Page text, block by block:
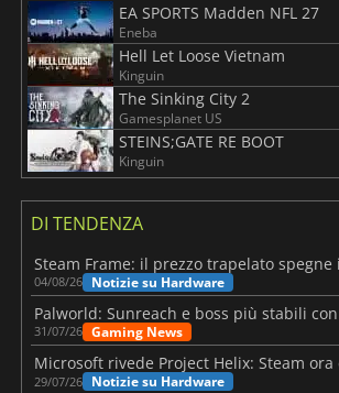
EA SPORTS Madden NFL 27
Eneba
Hell Let Loose Vietnam
Kinguin
The Sinking City 2
Gamesplanet US
STEINS;GATE RE BOOT
Kinguin
DI TENDENZA
04/08/26 Notizie su Hardware
31/07/26 Gaming News
Microsoft rivede Project Helix: Steam
29/07/26 Notizie su Hardware